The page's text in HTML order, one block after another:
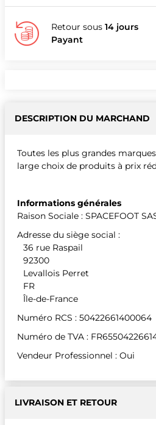
Retour sous 14 jours
Payant
DESCRIPTION DU MARCHAND
Toutes les plus grandes
large choix de produits à prix
Informations générales
Raison Sociale : SPACEFOOT
Adresse du siège social :
36 rue Raspail
92300
Levallois Perret
FR
Île-de-France
Numéro RCS : 50422661400064
Numéro de TVA :
Vendeur Professionnel : Oui
LIVRAISON ET RETOUR